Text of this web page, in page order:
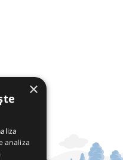
×
analiza